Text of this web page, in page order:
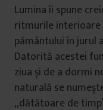
Lumina îi spune
ritmurile
pământului în jurul
Datorită acestei
ziua și de a dormi
naturală se
„dătătoare de